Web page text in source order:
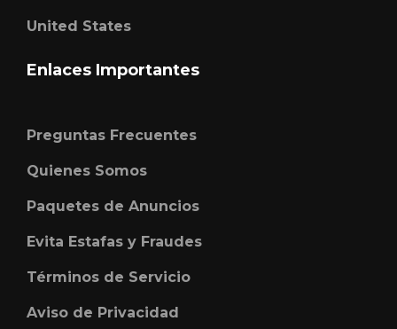
United States
Enlaces Importantes
Preguntas Frecuentes
Quienes Somos
Paquetes de Anuncios
Evita Estafas y Fraudes
Términos de Servicio
Aviso de Privacidad